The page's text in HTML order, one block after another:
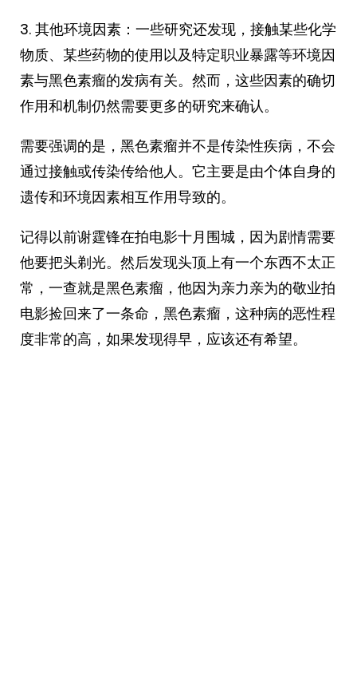
3. 其他环境因素：一些研究还发现，接触某些化学
物质、某些药物的使用以及特定职业暴露等环境因
素与黑色素瘤的发病有关。然而，这些因素的确切
作用和机制仍然需要更多的研究来确认。
需要强调的是，黑色素瘤并不是传染性疾病，不会
通过接触或传染传给他人。它主要是由个体自身的
遗传和环境因素相互作用导致的。
记得以前谢霆锋在拍电影十月围城，因为剧情需要
他要把头剃光。然后发现头顶上有一个东西不太正
常，一查就是黑色素瘤，他因为亲力亲为的敬业拍
电影捡回来了一条命，黑色素瘤，这种病的恶性程
度非常的高，如果发现得早，应该还有希望。